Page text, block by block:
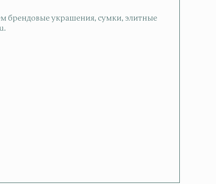
брендовые украшения, сумки, элитные